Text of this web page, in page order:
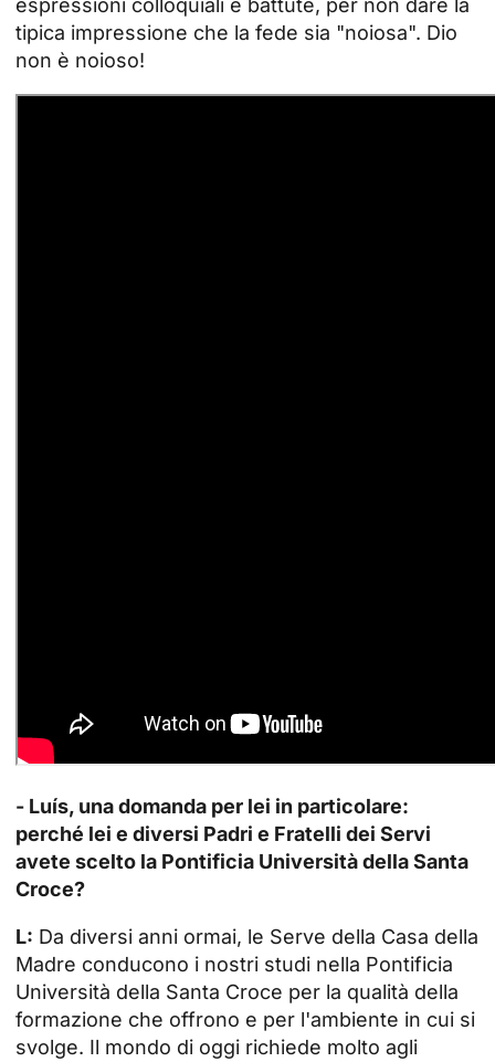
espressioni colloquiali e battute, per non dare la
tipica impressione che la fede sia "noiosa". Dio
non è noioso!
- Luís, una domanda per lei in particolare:
perché lei e diversi Padri e Fratelli dei Servi
avete scelto la Pontificia Università della Santa
Croce?
L: Da diversi anni ormai, le Serve della Casa della
Madre conducono i nostri studi nella Pontificia
Università della Santa Croce per la qualità della
formazione che offrono e per l'ambiente in cui si
svolge. Il mondo di oggi richiede molto agli